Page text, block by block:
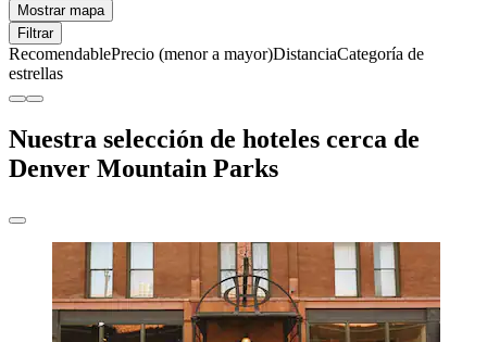
Mostrar mapa
Filtrar
RecomendablePrecio (menor a mayor)DistanciaCategoría de
estrellas
Nuestra selección de hoteles cerca de
Denver Mountain Parks